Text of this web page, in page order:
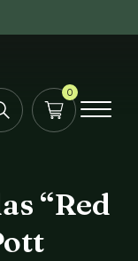
0
“Red